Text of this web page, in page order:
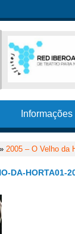
2005 – O Velho da
DA-HORTA01-